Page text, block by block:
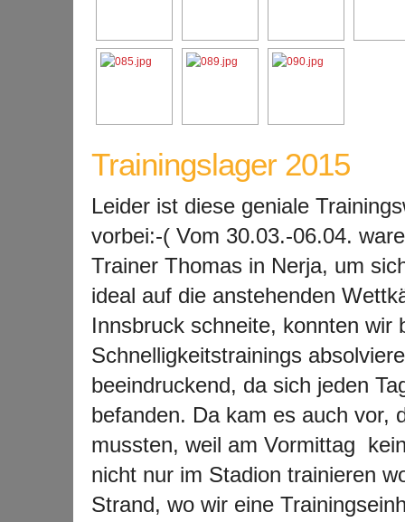
Trainingslager 2015
Leider ist diese geniale
vorbei:-( Vom 30.03.-06.04.
Trainer Thomas in Nerja, um
ideal auf die anstehenden
Innsbruck schneite, konnten wir
Schnelligkeitstrainings
beeindruckend, da sich jeden
befanden. Da kam es auch vor,
mussten, weil am Vormittag
nicht nur im Stadion trainieren
Strand, wo wir eine